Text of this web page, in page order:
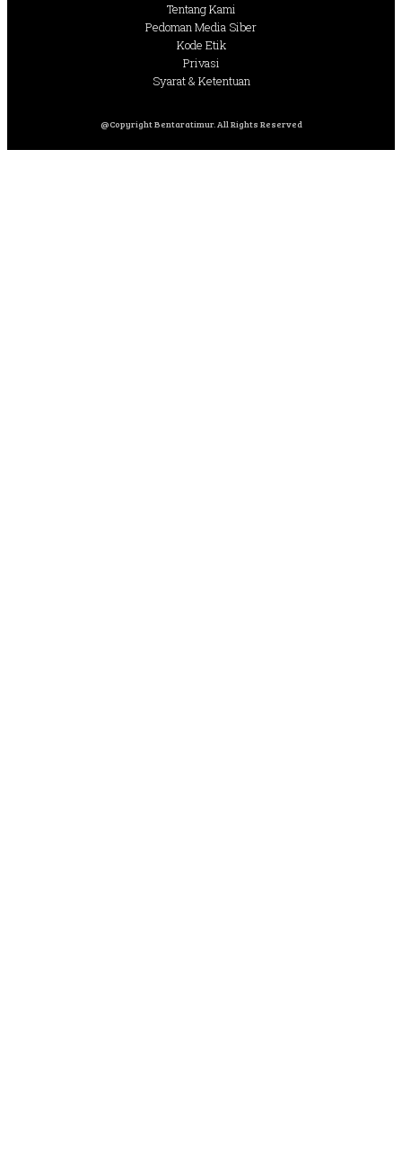
Tentang Kami
Pedoman Media Siber
Kode Etik
Privasi
Syarat & Ketentuan
@Copyright Bentaratimur. All Rights Reserved